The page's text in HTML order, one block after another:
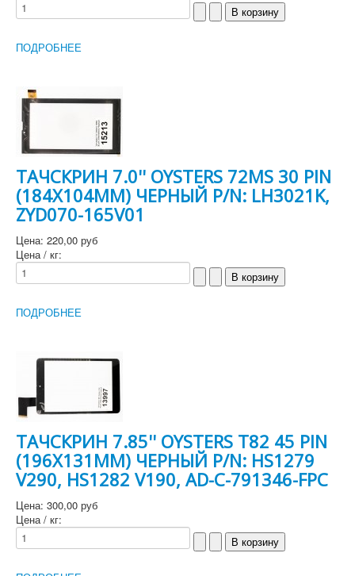
ПОДРОБНЕЕ
ТАЧСКРИН 7.0'' OYSTERS 72MS 30 PIN
(184X104MM) ЧЕРНЫЙ P/N: LH3021K,
ZYD070-165V01
Цена: 220,00 руб
Цена / кг:
ПОДРОБНЕЕ
ТАЧСКРИН 7.85'' OYSTERS T82 45 PIN
(196X131MM) ЧЕРНЫЙ P/N: HS1279
V290, HS1282 V190, AD-C-791346-FPC
Цена: 300,00 руб
Цена / кг: